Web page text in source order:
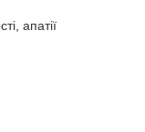
апатії